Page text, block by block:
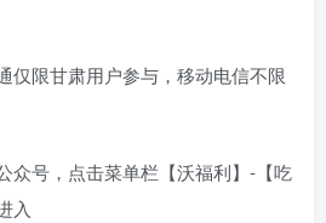
仅限甘肃用户参与，移动电信不限
众号，点击菜单栏【沃福利】-【吃
入